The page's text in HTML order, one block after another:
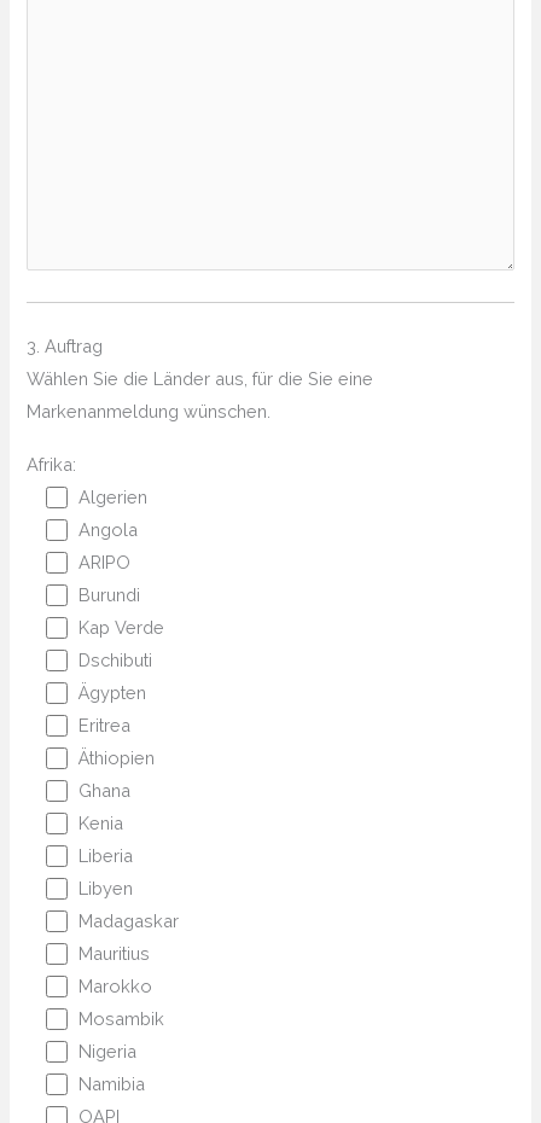
3. Auftrag
Wählen Sie die Länder aus, für die Sie eine
Markenanmeldung wünschen.
Afrika:
Algerien
Angola
ARIPO
Burundi
Kap Verde
Dschibuti
Ägypten
Eritrea
Äthiopien
Ghana
Kenia
Liberia
Libyen
Madagaskar
Mauritius
Marokko
Mosambik
Nigeria
Namibia
OAPI